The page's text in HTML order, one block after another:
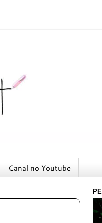
Canal no Youtube